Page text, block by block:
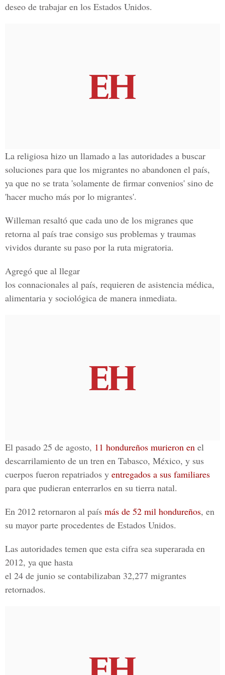
deseo de trabajar en los Estados Unidos.
La religiosa hizo un llamado a las autoridades a buscar
soluciones para que los migrantes no abandonen el país,
ya que no se trata 'solamente de firmar convenios' sino de
'hacer mucho más por lo migrantes'.
Willeman resaltó que cada uno de los migranes que
retorna al país trae consigo sus problemas y traumas
vividos durante su paso por la ruta migratoria.
Agregó que al llegar
los connacionales al país, requieren de asistencia médica,
alimentaria y sociológica de manera inmediata.
El pasado 25 de agosto, 11 hondureños murieron en el
descarrilamiento de un tren en Tabasco, México, y sus
cuerpos fueron repatriados y entregados a sus familiares
para que pudieran enterrarlos en su tierra natal.
En 2012 retornaron al país más de 52 mil hondureños, en
su mayor parte procedentes de Estados Unidos.
Las autoridades temen que esta cifra sea superarada en
2012, ya que hasta
el 24 de junio se contabilizaban 32,277 migrantes
retornados.